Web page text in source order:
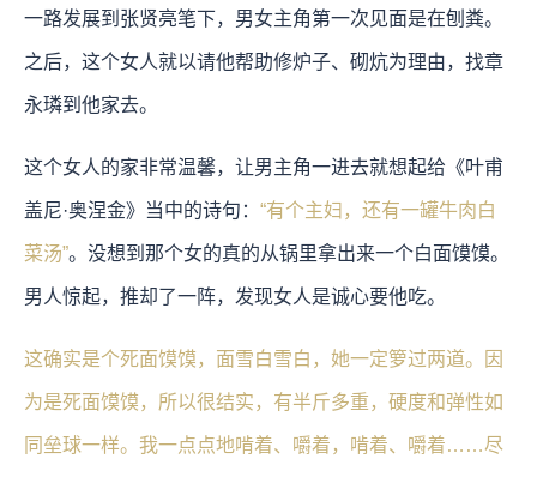
一路发展到张贤亮笔下，男女主角第一次见面是在刨粪。
之后，这个女人就以请他帮助修炉子、砌炕为理由，找章
永璘到他家去。
这个女人的家非常温馨，让男主角一进去就想起给《叶甫
盖尼·奥涅金》当中的诗句： “有个主妇，还有一罐牛肉白
菜汤”。没想到那个女的真的从锅里拿出来一个白面馍馍。
男人惊起，推却了一阵，发现女人是诚心要他吃。
这确实是个死面馍馍，面雪白雪白，她一定箩过两道。因
为是死面馍馍，所以很结实，有半斤多重，硬度和弹性如
同垒球一样。我一点点地啃着、嚼着，啃着、嚼着……尽